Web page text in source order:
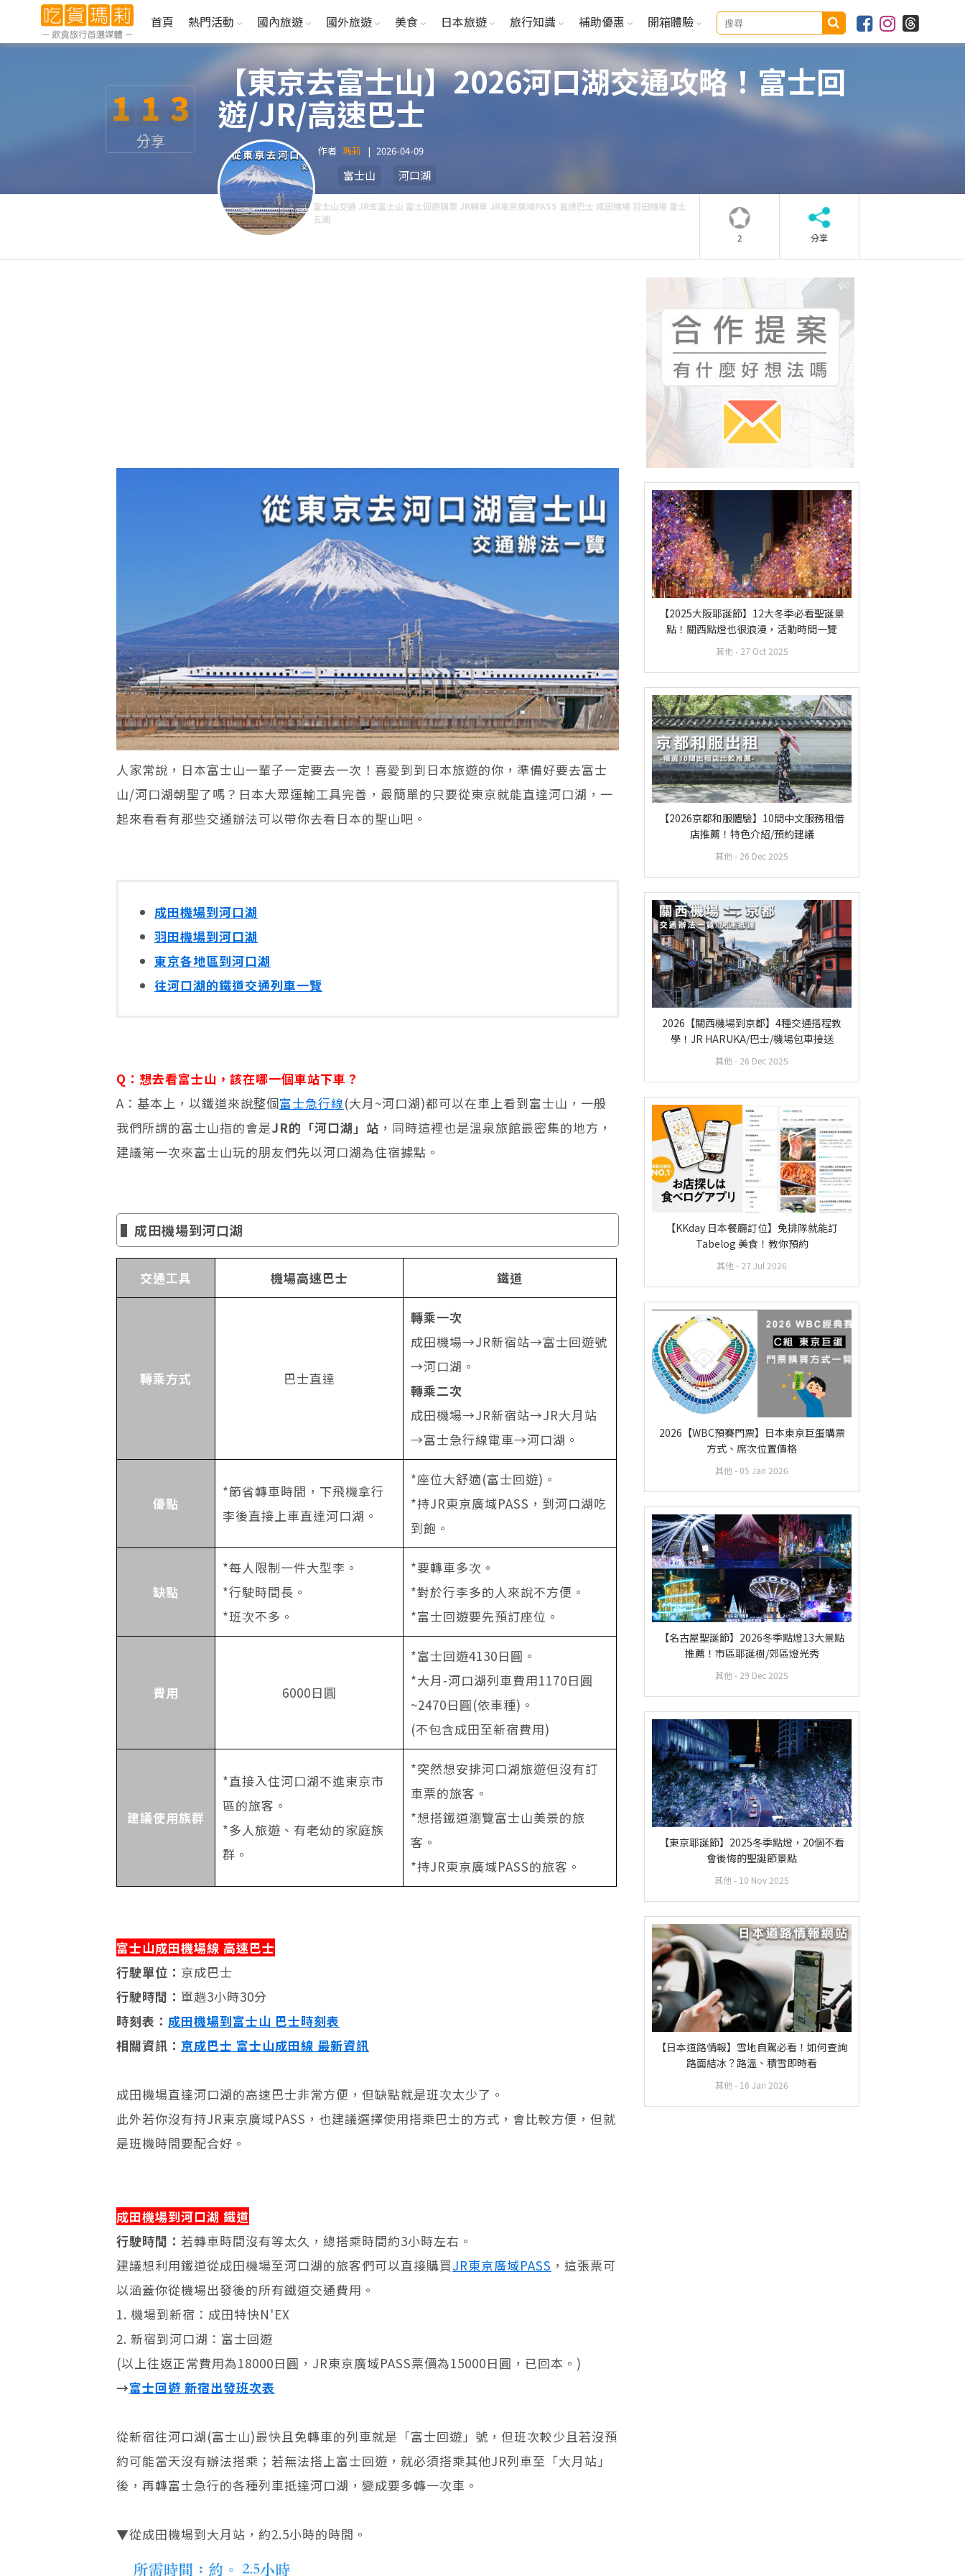
首頁 熱門活動 國內旅遊 國外旅遊 美食 日本旅遊 旅行知識 補助優惠 開箱體驗
1 1 3
分享
【東京去富士山】2026河口湖交通攻略！富士回
遊/JR/高速巴士
作者 瑪莉 | 2026-04-09
富士山 河口湖
富士山交通 JR去富士山 富士回遊購票 JR轉車 JR東京廣域PASS 直達巴士 成田機場 羽田機場 富士
五湖
2
分享
【2025大阪耶誕節】12大冬季必看聖誕景
點！關西點燈也很浪漫，活動時間一覽
其他 - 27 Oct 2025
【2026京都和服體驗】10間中文服務租借
店推薦！特色介紹/預約建議
其他 - 26 Dec 2025
2026【關西機場到京都】4種交通搭程教
學！JR HARUKA/巴士/機場包車接送
其他 - 26 Dec 2025
【KKday 日本餐廳訂位】免排隊就能訂
Tabelog 美食！教你預約
其他 - 27 Jul 2026
2026【WBC預賽門票】日本東京巨蛋購票
方式、席次位置價格
其他 - 05 Jan 2026
【名古屋聖誕節】2026冬季點燈13大景點
推薦！市區耶誕樹/郊區燈光秀
其他 - 29 Dec 2025
【東京耶誕節】2025冬季點燈，20個不看
會後悔的聖誕節景點
其他 - 10 Nov 2025
【日本道路情報】雪地自駕必看！如何查詢
路面結冰？路溫、積雪即時看
其他 - 16 Jan 2026
人家常說，日本富士山一輩子一定要去一次！喜愛到到日本旅遊的你，準備好要去富士
山/河口湖朝聖了嗎？日本大眾運輸工具完善，最簡單的只要從東京就能直達河口湖，一
起來看看有那些交通辦法可以帶你去看日本的聖山吧。
成田機場到河口湖
羽田機場到河口湖
東京各地區到河口湖
往河口湖的鐵道交通列車一覽
Q：想去看富士山，該在哪一個車站下車？
A：基本上，以鐵道來說整個富士急行線(大月~河口湖)都可以在車上看到富士山，一般
我們所謂的富士山指的會是JR的「河口湖」站 ，同時這裡也是溫泉旅館最密集的地方，
建議第一次來富士山玩的朋友們先以河口湖為住宿據點。
▌成田機場到河口湖
交通工具 機場高速巴士 鐵道
轉乘方式 巴士直達
轉乘一次
成田機場→JR新宿站→富士回遊號
→河口湖。
轉乘二次
成田機場→JR新宿站→JR大月站
→富士急行線電車→河口湖。
優點
*節省轉車時間，下飛機拿行
李後直接上車直達河口湖。
*座位大舒適(富士回遊)。
*持JR東京廣域PASS，到河口湖吃
到飽。
缺點
*每人限制一件大型李。
*行駛時間長。
*班次不多。
*要轉車多次。
*對於行李多的人來說不方便。
*富士回遊要先預訂座位。
費用 6000日圓
*富士回遊4130日圓。
*大月-河口湖列車費用1170日圓
~2470日圓(依車種)。
(不包含成田至新宿費用)
建議使用族群
*直接入住河口湖不進東京市
區的旅客。
*多人旅遊、有老幼的家庭族
群。
*突然想安排河口湖旅遊但沒有訂
車票的旅客。
*想搭鐵道瀏覽富士山美景的旅
客。
*持JR東京廣域PASS的旅客。
富士山成田機場線 高速巴士
行駛單位： 京成巴士
行駛時間： 單趟3小時30分
時刻表： 成田機場到富士山 巴士時刻表
相關資訊： 京成巴士 富士山成田線 最新資訊
成田機場直達河口湖的高速巴士非常方便，但缺點就是班次太少了。
此外若你沒有持JR東京廣域PASS，也建議選擇使用搭乘巴士的方式，會比較方便，但就
是班機時間要配合好。
成田機場到河口湖 鐵道
行駛時間： 若轉車時間沒有等太久，總搭乘時間約3小時左右。
建議想利用鐵道從成田機場至河口湖的旅客們可以直接購買JR東京廣域PASS ，這張票可
以涵蓋你從機場出發後的所有鐵道交通費用。
1. 機場到新宿：成田特快N'EX
2. 新宿到河口湖：富士回遊
(以上往返正常費用為18000日圓，JR東京廣域PASS票價為15000日圓，已回本。)
→富士回遊 新宿出發班次表
從新宿往河口湖(富士山)最快且免轉車的列車就是「富士回遊」號，但班次較少且若沒預
約可能當天沒有辦法搭乘；若無法搭上富士回遊，就必須搭乘其他JR列車至「大月站」
後，再轉富士急行的各種列車抵達河口湖，變成要多轉一次車。
▼從成田機場到大月站，約2.5小時的時間。